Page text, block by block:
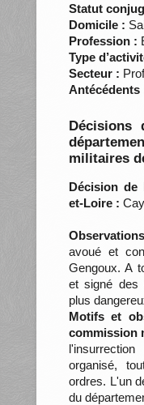
Statut
Domicile :
Profession :
Type
Secteur :
Antécédents
Décisions
militaires
Décision de
et-Loire :
avoué et
Gengoux. A
et signé des
plus
Motifs et
commission
organisé,
ordres. L'un
du